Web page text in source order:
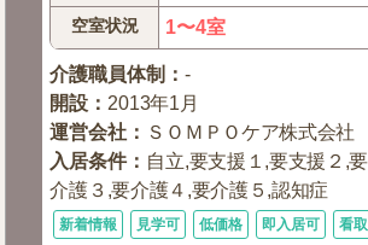
空室状況 1〜4室
介護職員体制 ：-
開設 ： 2013年1月
運営会社 ： ＳＯＭＰＯケア株式会社
入居条件： 自立,要支援１,要支援２,
介護３,要介護４,要介護５,認知症
新着情報 見学可 低価格 即入居可 看